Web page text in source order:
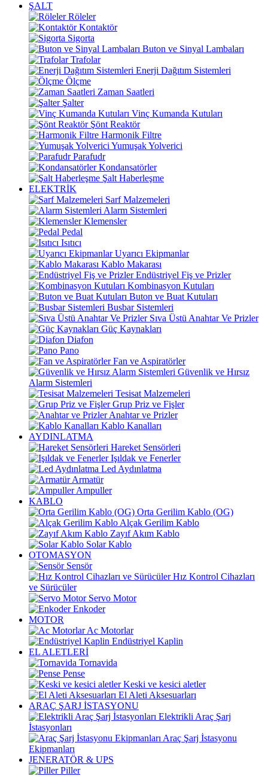
ŞALT
Röleler
Kontaktör
Sigorta
Buton ve Sinyal Lambaları
Trafolar
Enerji Dağıtım Sistemleri
Ölçme
Zaman Saatleri
Şalter
Vinç Kumanda Kutuları
Şönt Reaktör
Harmonik Filtre
Yumuşak Yolverici
Parafudr
Kondansatörler
Şalt Haberleşme
ELEKTRİK
Sarf Malzemeleri
Alarm Sistemleri
Klemensler
Pedal
Isıtıcı
Uyarıcı Ekipmanlar
Kablo Makarası
Endüstriyel Fiş ve Prizler
Kombinasyon Kutuları
Buton ve Buat Kutuları
Busbar Sistemleri
Sıva Üstü Anahtar Ve Prizler
Güç Kaynakları
Diafon
Pano
Fan ve Aspiratörler
Güvenlik ve Hırsız
Alarm Sistemleri
Tesisat Malzemeleri
Grup Priz ve Fişler
Anahtar ve Prizler
Kablo Kanalları
AYDINLATMA
Hareket Sensörleri
Işıldak ve Fenerler
Led Aydınlatma
Armatür
Ampuller
KABLO
Orta Gerilim Kablo (OG)
Alçak Gerilim Kablo
Zayıf Akım Kablo
Solar Kablo
OTOMASYON
Sensör
Hız Kontrol Cihazları
ve Sürücüler
Servo Motor
Enkoder
MOTOR
Ac Motorlar
Endüstriyel Kaplin
EL ALETLERİ
Tornavida
Pense
Keski ve kesici aletler
El Aleti Aksesuarları
ARAÇ ŞARJ İSTASYONU
Elektrikli Araç Şarj
İstasyonları
Araç Şarj İstasyonu
Ekipmanları
JENERATÖR & UPS
Piller